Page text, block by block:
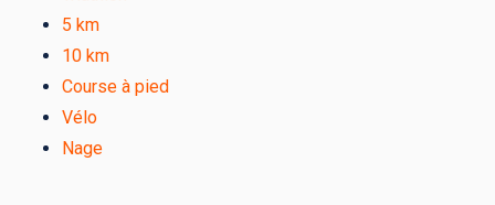
5 km
10 km
Course à pied
Vélo
Nage